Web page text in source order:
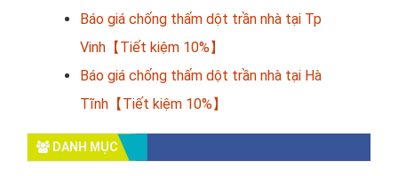
Báo giá chống thấm dột trần nhà tại Tp
Vinh【Tiết kiệm 10%】
Báo giá chống thấm dột trần nhà tại Hà
Tĩnh【Tiết kiệm 10%】
DANH MỤC